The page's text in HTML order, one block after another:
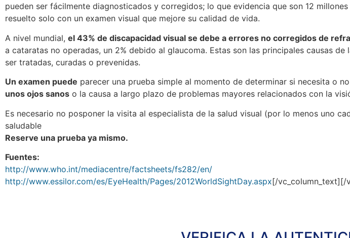
pueden ser fácilmente diagnosticados y corregidos; lo que evidencia que son 12
resuelto solo con un examen visual que mejore su calidad de vida.
A nivel mundial, el 43% de discapacidad visual se debe a errores no corregidos de
a cataratas no operadas, un 2% debido al glaucoma. Estas son las principales causas
ser tratadas, curadas o prevenidas.
Un examen puede parecer una prueba simple al momento de determinar si necesita o
unos ojos sanos o la causa a largo plazo de problemas mayores relacionados con la
Es necesario no posponer la visita al especialista de la salud visual (por lo menos uno
saludable
Reserve una prueba ya mismo.
Fuentes:
http://www.who.int/mediacentre/factsheets/fs282/en/
http://www.essilor.com/es/EyeHealth/Pages/2012WorldSightDay.aspx[/vc_column_text][/